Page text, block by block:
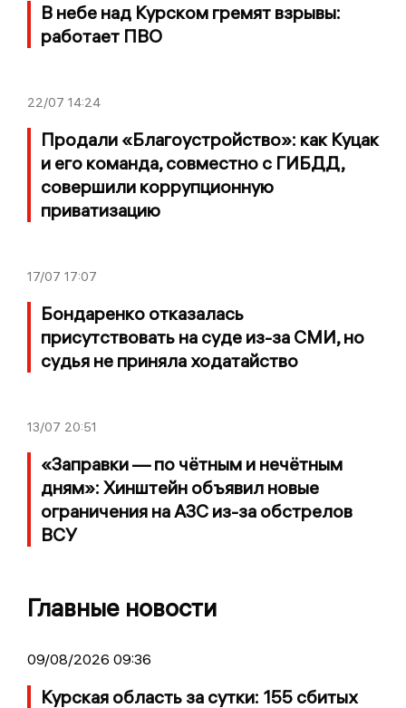
В небе над Курском гремят взрывы:
работает ПВО
22/07 14:24
Продали «Благоустройство»: как Куцак
и его команда, совместно с ГИБДД,
совершили коррупционную
приватизацию
17/07 17:07
Бондаренко отказалась
присутствовать на суде из-за СМИ, но
судья не приняла ходатайство
13/07 20:51
«Заправки — по чётным и нечётным
дням»: Хинштейн объявил новые
ограничения на АЗС из-за обстрелов
ВСУ
Главные новости
09/08/2026 09:36
Курская область за сутки: 155 сбитых